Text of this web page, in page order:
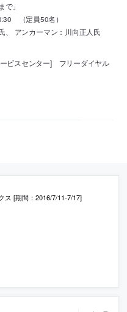
で」
（定員50名）
、 アンカーマン：川向正人氏
ビスセンター] フリーダイヤル
ス [期間：2016/7/11-7/17]